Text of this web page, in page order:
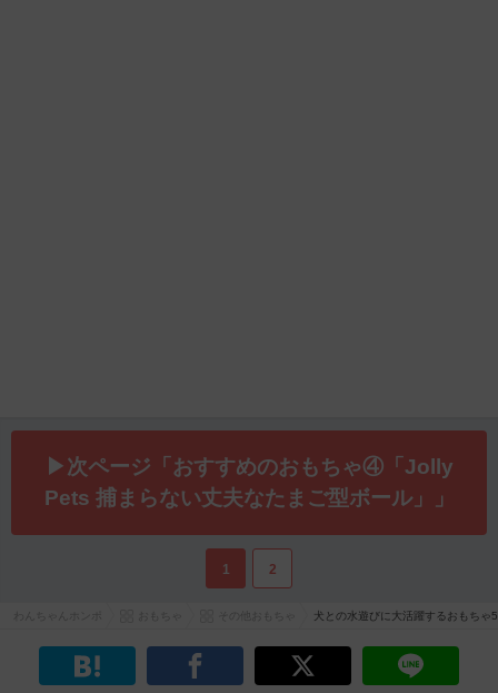
▶次ページ「おすすめのおもちゃ④「Jolly
Pets 捕まらない丈夫なたまご型ボール」」
1 2
その他おもちゃ 犬との水遊びに大活躍するおもちゃ